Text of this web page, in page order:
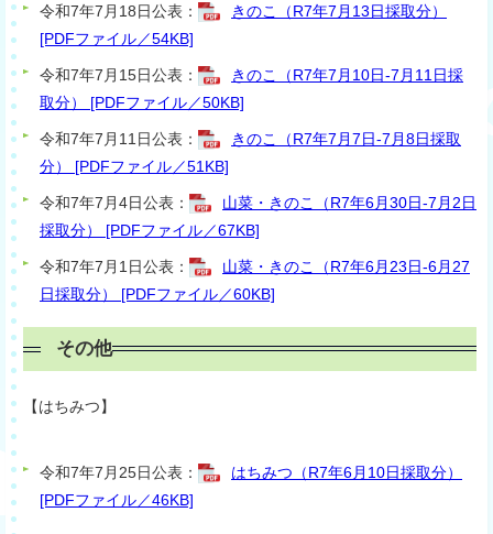
令和7年7月18日公表：
きのこ（R7年7月13日採取分）
[PDFファイル／54KB]
令和7年7月15日公表：
きのこ（R7年7月10日-7月11日採
取分） [PDFファイル／50KB]
令和7年7月11日公表：
きのこ（R7年7月7日-7月8日採取
分） [PDFファイル／51KB]
令和7年7月4日公表：
山菜・きのこ（R7年6月30日-7月2日
採取分） [PDFファイル／67KB]
令和7年7月1日公表：
山菜・きのこ（R7年6月23日-6月27
日採取分） [PDFファイル／60KB]
その他
【はちみつ】
令和7年7月25日公表：
はちみつ（R7年6月10日採取分）
[PDFファイル／46KB]